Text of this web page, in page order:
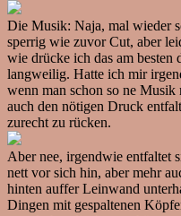
Die Musik: Naja, mal wieder
sperrig wie zuvor Cut, aber
wie drücke ich das am besten
langweilig. Hatte ich mir
wenn man schon so ne Musik
auch den nötigen Druck
zurecht zu rücken.
Aber nee, irgendwie entfaltet
nett vor sich hin, aber mehr
hinten auffer Leinwand
Dingen mit gespaltenen